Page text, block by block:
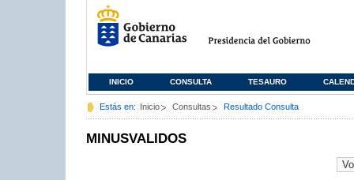
INICIO CONSULTA TESAURO
Estás en: Inicio Consultas Resultado Consulta
MINUSVALIDOS